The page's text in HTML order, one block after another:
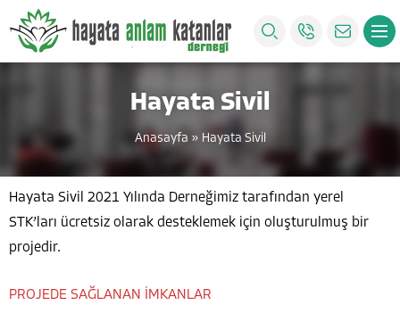
Hayata Sivil
Anasayfa » Hayata Sivil
Hayata Sivil 2021 Yılında Derneğimiz tarafından yerel
STK’ları ücretsiz olarak desteklemek için oluşturulmuş bir
projedir.
PROJEDE SAĞLANAN İMKANLAR